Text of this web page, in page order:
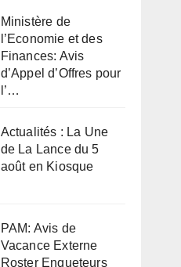
Ministère de
l’Economie et des
Finances: Avis
d’Appel d’Offres pour
l’…
Actualités : La Une
de La Lance du 5
août en Kiosque
PAM: Avis de
Vacance Externe
Roster Enqueteurs